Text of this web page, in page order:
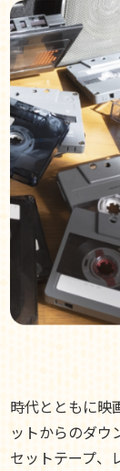
時代とともに映
ットからのダウ
セットテープ、